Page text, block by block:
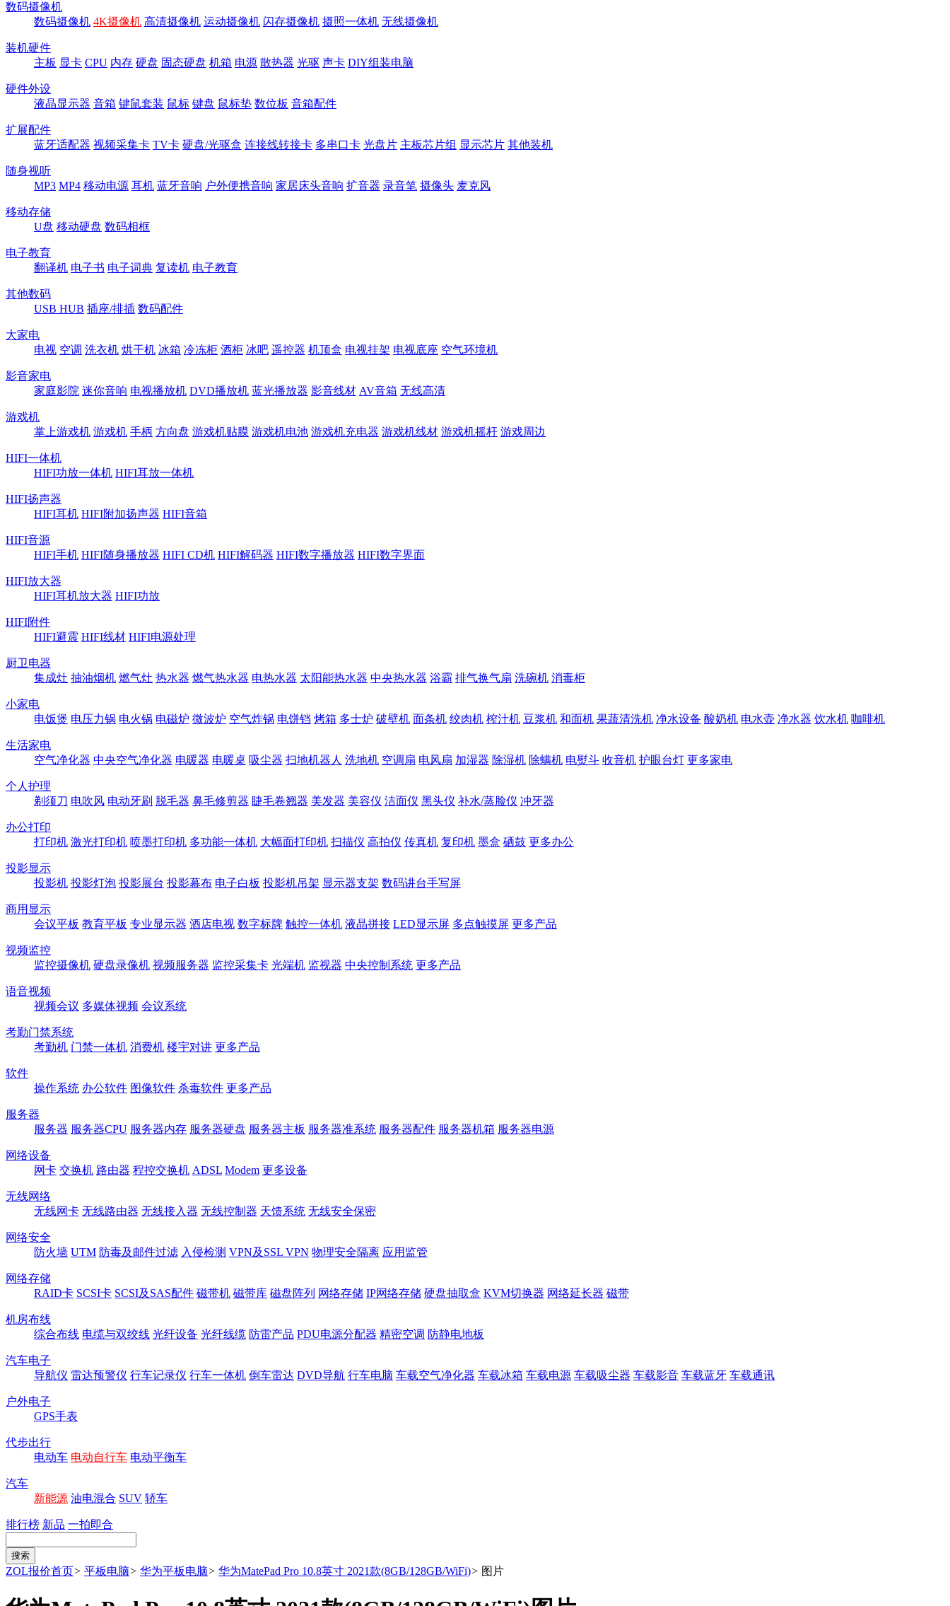
数码摄像机
数码摄像机 4K摄像机 高清摄像机 运动摄像机 闪存摄像机 摄照一体机 无线摄像机
装机硬件
主板 显卡 CPU 内存 硬盘 固态硬盘 机箱 电源 散热器 光驱 声卡 DIY组装电脑
硬件外设
液晶显示器 音箱 键鼠套装 鼠标 键盘 鼠标垫 数位板 音箱配件
扩展配件
蓝牙适配器 视频采集卡 TV卡 硬盘/光驱盒 连接线转接卡 多串口卡 光盘片 主板芯片组 显示芯片 其他装机
随身视听
MP3 MP4 移动电源 耳机 蓝牙音响 户外便携音响 家居床头音响 扩音器 录音笔 摄像头 麦克风
移动存储
U盘 移动硬盘 数码相框
电子教育
翻译机 电子书 电子词典 复读机 电子教育
其他数码
USB HUB 插座/排插 数码配件
大家电
电视 空调 洗衣机 烘干机 冰箱 冷冻柜 酒柜 冰吧 遥控器 机顶盒 电视挂架 电视底座 空气环境机
影音家电
家庭影院 迷你音响 电视播放机 DVD播放机 蓝光播放器 影音线材 AV音箱 无线高清
游戏机
掌上游戏机 游戏机 手柄 方向盘 游戏机贴膜 游戏机电池 游戏机充电器 游戏机线材 游戏机摇杆 游戏周边
HIFI一体机
HIFI功放一体机 HIFI耳放一体机
HIFI扬声器
HIFI耳机 HIFI附加扬声器 HIFI音箱
HIFI音源
HIFI手机 HIFI随身播放器 HIFI CD机 HIFI解码器 HIFI数字播放器 HIFI数字界面
HIFI放大器
HIFI耳机放大器 HIFI功放
HIFI附件
HIFI避震 HIFI线材 HIFI电源处理
厨卫电器
集成灶 抽油烟机 燃气灶 热水器 燃气热水器 电热水器 太阳能热水器 中央热水器 浴霸 排气换气扇 洗碗机 消毒柜
小家电
电饭煲 电压力锅 电火锅 电磁炉 微波炉 空气炸锅 电饼铛 烤箱 多士炉 破壁机 面条机 绞肉机 榨汁机 豆浆机 和面机 果蔬清洗机 净水设备 酸奶机 电水壶 净水器 饮水机 咖啡机
生活家电
空气净化器 中央空气净化器 电暖器 电暖桌 吸尘器 扫地机器人 洗地机 空调扇 电风扇 加湿器 除湿机 除螨机 电熨斗 收音机 护眼台灯 更多家电
个人护理
剃须刀 电吹风 电动牙刷 脱毛器 鼻毛修剪器 睫毛卷翘器 美发器 美容仪 洁面仪 黑头仪 补水/蒸脸仪 冲牙器
办公打印
打印机 激光打印机 喷墨打印机 多功能一体机 大幅面打印机 扫描仪 高拍仪 传真机 复印机 墨盒 硒鼓 更多办公
投影显示
投影机 投影灯泡 投影展台 投影幕布 电子白板 投影机吊架 显示器支架 数码讲台手写屏
商用显示
会议平板 教育平板 专业显示器 酒店电视 数字标牌 触控一体机 液晶拼接 LED显示屏 多点触摸屏 更多产品
视频监控
监控摄像机 硬盘录像机 视频服务器 监控采集卡 光端机 监视器 中央控制系统 更多产品
语音视频
视频会议 多媒体视频 会议系统
考勤门禁系统
考勤机 门禁一体机 消费机 楼宇对讲 更多产品
软件
操作系统 办公软件 图像软件 杀毒软件 更多产品
服务器
服务器 服务器CPU 服务器内存 服务器硬盘 服务器主板 服务器准系统 服务器配件 服务器机箱 服务器电源
网络设备
网卡 交换机 路由器 程控交换机 ADSL Modem 更多设备
无线网络
无线网卡 无线路由器 无线接入器 无线控制器 天馈系统 无线安全保密
网络安全
防火墙 UTM 防毒及邮件过滤 入侵检测 VPN及SSL VPN 物理安全隔离 应用监管
网络存储
RAID卡 SCSI卡 SCSI及SAS配件 磁带机 磁带库 磁盘阵列 网络存储 IP网络存储 硬盘抽取盒 KVM切换器 网络延长器 磁带
机房布线
综合布线 电缆与双绞线 光纤设备 光纤线缆 防雷产品 PDU电源分配器 精密空调 防静电地板
汽车电子
导航仪 雷达预警仪 行车记录仪 行车一体机 倒车雷达 DVD导航 行车电脑 车载空气净化器 车载冰箱 车载电源 车载吸尘器 车载影音 车载蓝牙 车载通讯
户外电子
GPS手表
代步出行
电动车 电动自行车 电动平衡车
汽车
新能源 油电混合 SUV 轿车
排行榜 新品 一拍即合
ZOL报价首页> 平板电脑> 华为平板电脑> 华为MatePad Pro 10.8英寸 2021款(8GB/128GB/WiFi)> 图片